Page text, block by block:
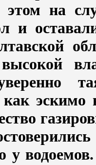
этом на
и
эскимо
у